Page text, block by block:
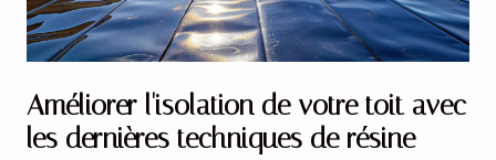
Améliorer l'isolation de votre toit avec
les dernières techniques de résine